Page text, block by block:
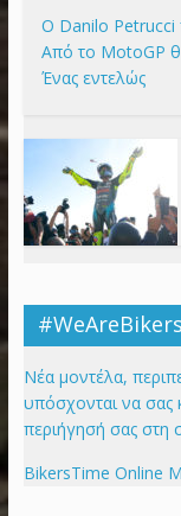
Ο Danilo Petrucci
Από το MotoGP
Ένας εντελώς
#WeAreBikers
Νέα μοντέλα,
υπόσχονται να σας
περιήγησή σας στη
BikersTime Online